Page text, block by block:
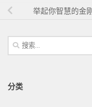
举起你智慧的
搜
索：
分类